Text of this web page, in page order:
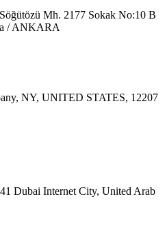
Mh. 2177 Sokak No:10 B
/ ANKARA
NY, UNITED STATES, 12207
Dubai Internet City, United Arab